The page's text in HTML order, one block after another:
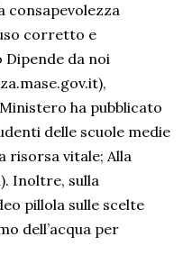
consapevolezza
corretto e
Dipende da noi
ha pubblicato
delle scuole medie
risorsa vitale; Alla
Inoltre, sulla
pillola sulle scelte
dell’acqua per